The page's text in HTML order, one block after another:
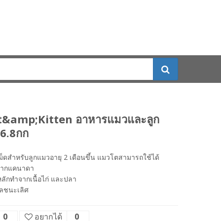
อาหารแมวและลูก
กก
ดสำหรับลูกแมวอายุ 2 เดือนขึ้น แมวโตสามารถใช้ได้
กแคนาดา
กทำจากเนื้อไก่ และปลา
ชนะเลิศ
0 อยากได้ 0